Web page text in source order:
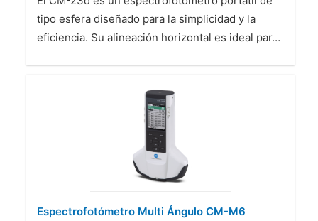
tipo esfera diseñado para la simplicidad y la
eficiencia. Su alineación horizontal es ideal par…
Espectrofotómetro Multi Ángulo CM-M6